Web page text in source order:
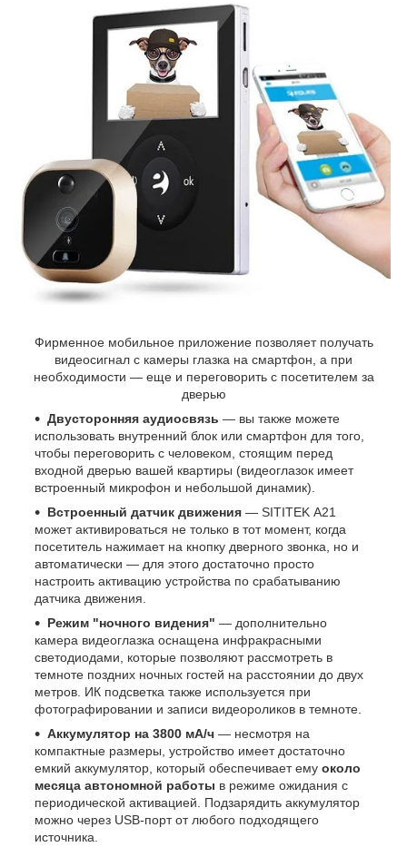
Фирменное мобильное приложение позволяет получать
видеосигнал с камеры глазка на смартфон, а при
необходимости — еще и переговорить с посетителем за
дверью
Двусторонняя аудиосвязь — вы также можете
использовать внутренний блок или смартфон для того,
чтобы переговорить с человеком, стоящим перед
входной дверью вашей квартиры (видеоглазок имеет
встроенный микрофон и небольшой динамик).
Встроенный датчик движения — SITITEK А21
может активироваться не только в тот момент, когда
посетитель нажимает на кнопку дверного звонка, но и
автоматически — для этого достаточно просто
настроить активацию устройства по срабатыванию
датчика движения.
Режим "ночного видения" — дополнительно
камера видеоглазка оснащена инфракрасными
светодиодами, которые позволяют рассмотреть в
темноте поздних ночных гостей на расстоянии до двух
метров. ИК подсветка также используется при
фотографировании и записи видеороликов в темноте.
Аккумулятор на 3800 мА/ч — несмотря на
компактные размеры, устройство имеет достаточно
емкий аккумулятор, который обеспечивает ему около
месяца автономной работы в режиме ожидания с
периодической активацией. Подзарядить аккумулятор
можно через USB-порт от любого подходящего
источника.